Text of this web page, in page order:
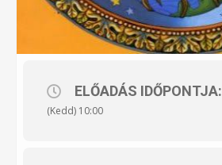
ELŐADÁS IDŐPONTJA:
(Kedd) 10:00